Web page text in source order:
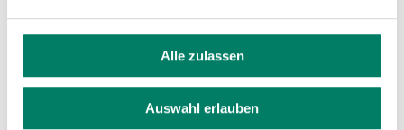
Alle zulassen
Auswahl erlauben